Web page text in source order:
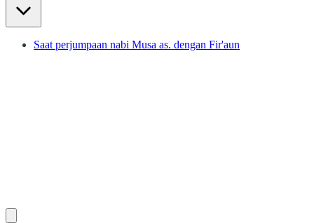
Saat perjumpaan nabi Musa as. dengan Fir'aun